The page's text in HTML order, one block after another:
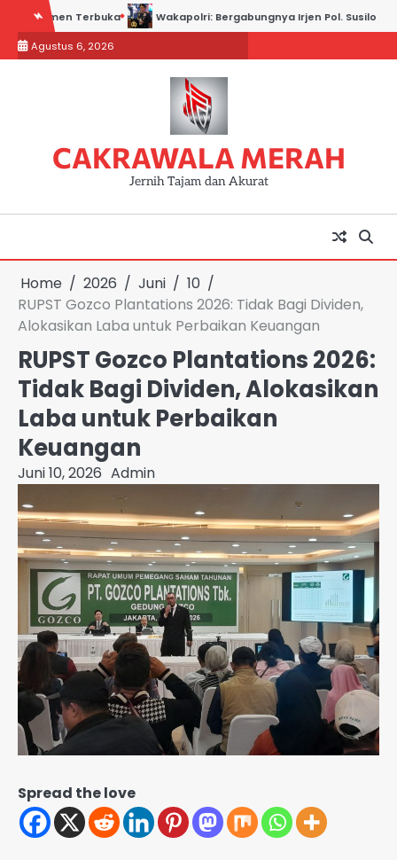
content
Wakapolri: Bergabungnya Irjen Pol. Susilo Teguh
Agustus 6, 2026
CAKRAWALA MERAH
Jernih Tajam dan Akurat
Home 2026 Juni
10
RUPST Gozco Plantations 2026: Tidak Bagi Dividen,
Alokasikan Laba untuk Perbaikan Keuangan
RUPST Gozco Plantations 2026:
Tidak Bagi Dividen, Alokasikan
Laba untuk Perbaikan
Keuangan
Juni 10, 2026 Admin
Spread the love